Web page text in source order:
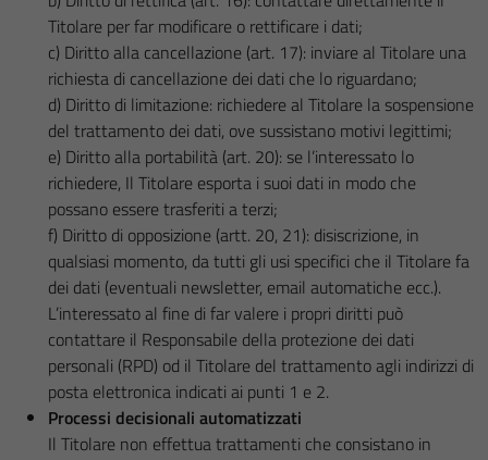
Titolare per far modificare o rettificare i dati;
c) Diritto alla cancellazione (art. 17): inviare al Titolare una
richiesta di cancellazione dei dati che lo riguardano;
d) Diritto di limitazione: richiedere al Titolare la sospensione
del trattamento dei dati, ove sussistano motivi legittimi;
e) Diritto alla portabilità (art. 20): se l’interessato lo
richiedere, Il Titolare esporta i suoi dati in modo che
possano essere trasferiti a terzi;
f) Diritto di opposizione (artt. 20, 21): disiscrizione, in
qualsiasi momento, da tutti gli usi specifici che il Titolare fa
dei dati (eventuali newsletter, email automatiche ecc.).
L’interessato al fine di far valere i propri diritti può
contattare il Responsabile della protezione dei dati
personali (RPD) od il Titolare del trattamento agli indirizzi di
posta elettronica indicati ai punti 1 e 2.
Processi decisionali automatizzati
Il Titolare non effettua trattamenti che consistano in